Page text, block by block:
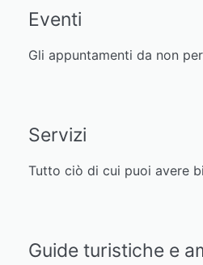
Eventi
Gli appuntamenti da non
Servizi
Tutto ciò di cui puoi avere
Guide turistiche e